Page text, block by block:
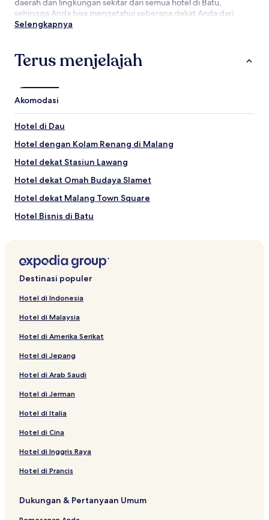
sehingga Anda bisa mengetahui seberapa dekat Anda dari
landmark dan objek wisata, kemudian mempersempit pencarian
Selengkapnya
Terus menjelajah
Akomodasi
Hotel di Dau
Hotel dengan Kolam Renang di Malang
Hotel dekat Stasiun Lawang
Hotel dekat Omah Budaya Slamet
Hotel dekat Malang Town Square
Hotel Bisnis di Batu
Hotel dengan Tempat Parkir di Pacet
Hotel dekat Stasiun Singosari
Hotel dekat Balai Kota
Hotel di Prigen
Hotel di Ngantang
Hotel di Klojen
Hotel di Arjosari
Hotel di Ngaglik
Hotel Keluarga di Malang
Hotel dekat Museum Angkut
Hotel di Oro-oro Ombo
Destinasi populer
Hotel di Indonesia
Hotel di Malaysia
Hotel di Amerika Serikat
Hotel di Jepang
Hotel di Arab Saudi
Hotel di Jerman
Hotel di Italia
Hotel di Cina
Hotel di Inggris Raya
Hotel di Prancis
Dukungan & Pertanyaan Umum